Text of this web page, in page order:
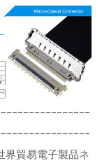
易電子製品ネ